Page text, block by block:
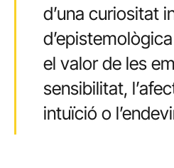
d’una curiositat
el valor de les
sensibilitat,
intuïció o